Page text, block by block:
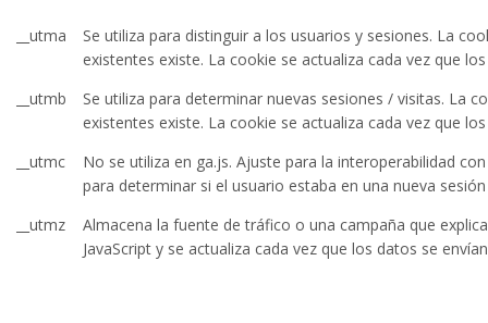
__utma
Se utiliza para distinguir a los usuarios y sesiones. La
existentes existe. La cookie se actualiza cada vez que
__utmb
Se utiliza para determinar nuevas sesiones / visitas. La
existentes existe. La cookie se actualiza cada vez que
__utmc
No se utiliza en ga.js. Ajuste para la interoperabilidad
para determinar si el usuario estaba en una nueva
__utmz
Almacena la fuente de tráfico o una campaña que
JavaScript y se actualiza cada vez que los datos se